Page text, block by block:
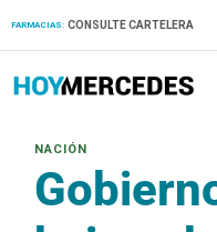
FARMACIAS: CONSULTE CARTELERA